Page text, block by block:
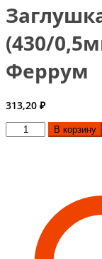
(430/
Феррум
313,20 ₽
Количество
товара
внутренняя
Феррум
В корзину